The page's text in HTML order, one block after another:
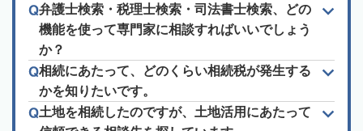
弁護士検索・税理士検索・司法書士検索、どの
機能を使って専門家に相談すればいいでしょう
か？
相続にあたって、どのくらい相続税が発生する
かを知りたいです。
土地を相続したのですが、土地活用にあたって